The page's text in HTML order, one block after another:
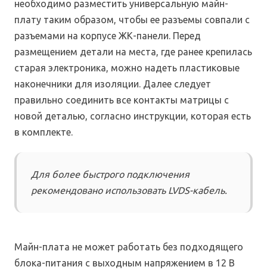
необходимо разместить универсальную майн-
плату таким образом, чтобы ее разъемы совпали с
разъемами на корпусе ЖК-панели. Перед
размещением детали на места, где ранее крепилась
старая электроника, можно надеть пластиковые
наконечники для изоляции. Далее следует
правильно соединить все контакты матрицы с
новой деталью, согласно инструкции, которая есть
в комплекте.
Для более быстрого подключения
рекомендовано использовать LVDS-кабель.
Майн-плата не может работать без подходящего
блока-питания с выходным напряжением в 12 В